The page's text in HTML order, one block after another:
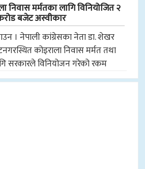
निवास मर्मतका लागि विनियोजित २
बजेट अस्वीकार
। नेपाली कांग्रेसका नेता डा. शेखर
कोइराला निवास मर्मत तथा
सरकारले विनियोजन गरेको रकम